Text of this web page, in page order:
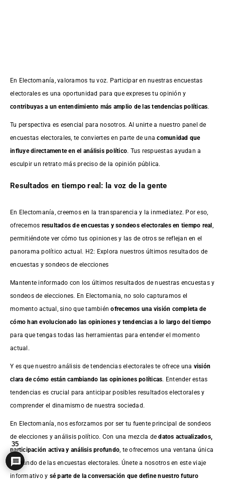
En Electomanía, valoramos tu voz. Participar en nuestras encuestas
electorales es una oportunidad para que expreses tu opinión y
contribuyas a un entendimiento más amplio de las tendencias políticas.
Tu perspectiva es esencial para nosotros. Al unirte a nuestro panel de
encuestas electorales, te conviertes en parte de unacomunidad que
influye directamente en el análisis político. Tus respuestas ayudan a
esculpir un retrato más preciso de la opinión pública.
Resultados en tiempo real: la voz de la gente
En Electomanía, creemos en la transparencia y la inmediatez. Por eso,
ofrecemos resultados deencuestas y sondeos electorales en tiempo real
permitiéndote ver cómo tus opiniones y las de otros se reflejan en el
panorama político actual. H2: Explora nuestros últimos resultados de
encuestas y sondeos de elecciones
Mantente informado con los últimos resultados de nuestras encuestasy
sondeos de elecciones. En Electomania, no solo capturamos el
momento actual, sino que tambiénofrecemos una visión completa de
cómo han evolucionado las opiniones y tendencias a lo largo del tiempo
para que tengas todas las herramientas para entender el momento
actual.
Y es que nuestro análisis de tendencias electorales te ofrece una visión
clara de cómo están cambiando las opiniones políticas. Entender estas
tendencias es crucial para anticipar posibles resultados electorales y
comprender el dinamismo de nuestra sociedad.
En Electomanía, nos esforzamos por ser tu fuente principal de sondeos
de elecciones y análisis político. Con una mezcla dedatos actualizados,
participación activa y análisis profundo , te ofrecemos una ventana única
al mundo de las encuestas electorales. Únete a nosotros en este viaje
informativo y sé parte de la conversación que define nuestro futuro
35